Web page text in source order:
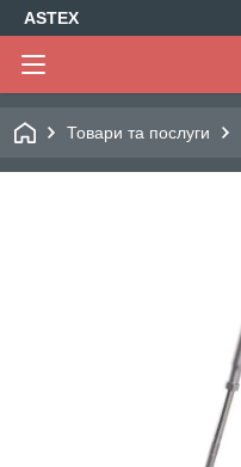
ASTEX
Товари та послуги